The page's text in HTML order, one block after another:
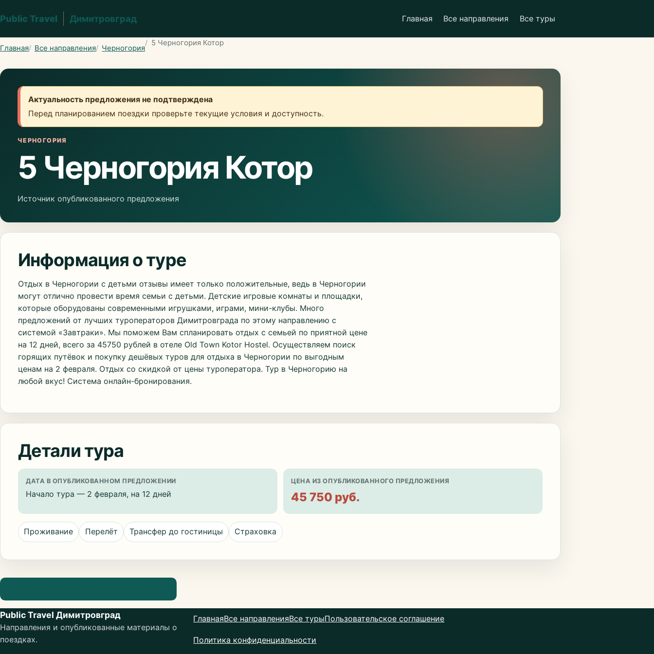
Public Travel Димитровград Главная Все направления Все туры
Главная Все направления Черногория
5 Черногория Котор
Актуальность предложения не подтверждена
Перед планированием поездки проверьте текущие условия и доступность.
ЧЕРНОГОРИЯ
5 Черногория Котор
Источник опубликованного предложения
Информация о туре
Отдых в Черногории с детьми отзывы имеет только положительные, ведь в Черногории
могут отлично провести время семьи с детьми. Детские игровые комнаты и площадки,
которые оборудованы современными игрушками, играми, мини-клубы. Много
предложений от лучших туроператоров Димитровграда по этому направлению с
системой «Завтраки». Мы поможем Вам спланировать отдых с семьей по приятной цене
на 12 дней, всего за 45750 рублей в отеле Old Town Kotor Hostel. Осуществляем поиск
горящих путёвок и покупку дешёвых туров для отдыха в Черногории по выгодным
ценам на 2 февраля. Отдых со скидкой от цены туроператора. Тур в Черногорию на
любой вкус! Система онлайн-бронирования.
Детали тура
ДАТА В ОПУБЛИКОВАННОМ ПРЕДЛОЖЕНИИ
Начало тура — 2 февраля, на 12 дней
ЦЕНА ИЗ ОПУБЛИКОВАННОГО ПРЕДЛОЖЕНИЯ
45 750 руб.
Проживание Перелёт Трансфер до гостиницы Страховка
Public Travel Димитровград
Направления и опубликованные материалы о
поездках.
ГлавнаяВсе направленияВсе турыПользовательское соглашение
Политика конфиденциальности